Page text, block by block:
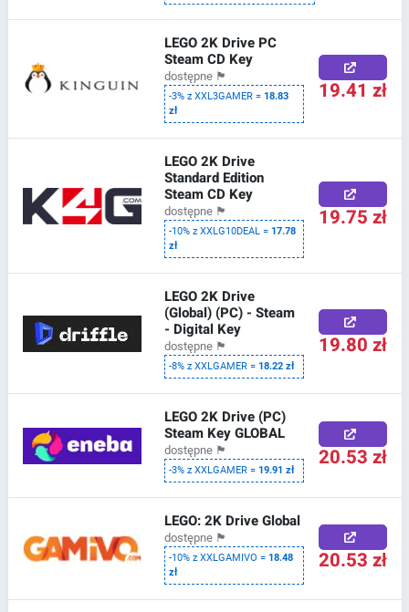
LEGO 2K Drive PC
Steam CD Key
dostępne 🏴
-3% z XXL3GAMER =18.83
zł
19.41 zł
LEGO 2K Drive
Standard Edition
Steam CD Key
dostępne 🏴
-10% z XXLG10DEAL =17.78
zł
19.75 zł
LEGO 2K Drive
(Global) (PC) - Steam
- Digital Key
dostępne 🏴
-8% z XXLGAMER =18.22 zł
19.80 zł
LEGO 2K Drive (PC)
Steam Key GLOBAL
dostępne 🏴
-3% z XXLGAMER =19.91 zł 20.53 zł
LEGO: 2K Drive Global
dostępne 🏴
-10% z XXLGAMIVO =18.48
zł
20.53 zł